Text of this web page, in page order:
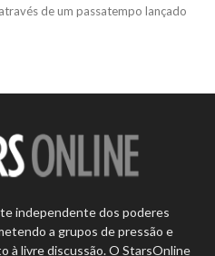
de um passatempo lançado
independente dos poderes
a grupos de pressão e
à livre discussão. O StarsOnline